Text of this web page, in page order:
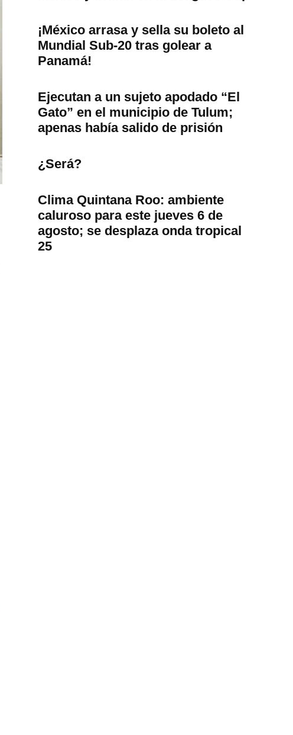
¡México arrasa y sella su boleto al
Mundial Sub-20 tras golear a
Panamá!
Ejecutan a un sujeto apodado “El
Gato” en el municipio de Tulum;
apenas había salido de prisión
¿Será?
Clima Quintana Roo: ambiente
caluroso para este jueves 6 de
agosto; se desplaza onda tropical
25